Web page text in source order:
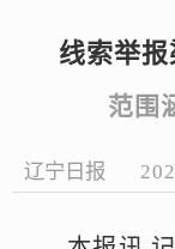
线索举
范围
辽宁日报